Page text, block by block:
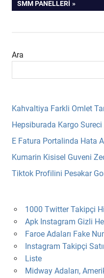
POST:
SMM PANELLERI
Ara
Kahvaltiya Farkli Omlet
Hepsiburada Kargo
E Fatura Portalinda Hata
Kumarin Kisisel Guveni
Tiktok Profilini Pesəkar
1000 Twitter Takipçi
Apk Instagram Gizli
Faroe Adaları Fake
Instagram Takipçi
Liste
Midway Adaları,